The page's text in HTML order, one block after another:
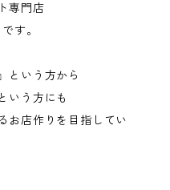
専門店
す。
という方から
いう方にも
お店作りを目指してい